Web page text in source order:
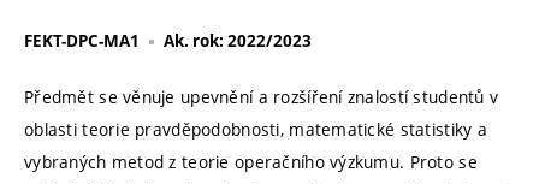
FEKT-DPC-MA1 Ak. rok: 2022/2023
Předmět se věnuje upevnění a rozšíření znalostí studentů v
oblasti teorie pravděpodobnosti, matematické statistiky a
vybraných metod z teorie operačního výzkumu. Proto se